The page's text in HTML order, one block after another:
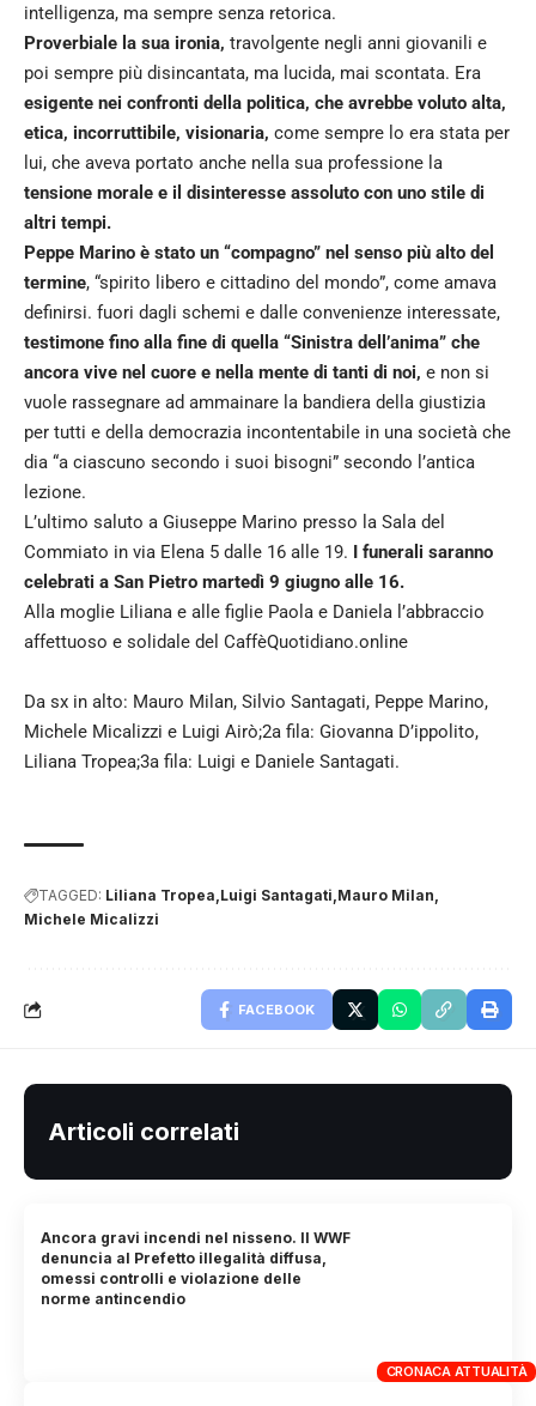
intelligenza, ma sempre senza retorica.
Proverbiale la sua ironia, travolgente negli anni giovanili e
poi sempre più disincantata, ma lucida, mai scontata. Era
esigente nei confronti della politica, che avrebbe voluto alta,
etica, incorruttibile, visionaria, come sempre lo era stata per
lui, che aveva portato anche nella sua professione la
tensione morale e il disinteresse assoluto con uno stile di
altri tempi.
Peppe Marino è stato un “compagno” nel senso più alto del
termine, “spirito libero e cittadino del mondo”, come amava
definirsi. fuori dagli schemi e dalle convenienze interessate,
testimone fino alla fine di quella “Sinistra dell’anima” che
ancora vive nel cuore e nella mente di tanti di noi, e non si
vuole rassegnare ad ammainare la bandiera della giustizia
per tutti e della democrazia incontentabile in una società che
dia “a ciascuno secondo i suoi bisogni” secondo l’antica
lezione.
L’ultimo saluto a Giuseppe Marino presso la Sala del
Commiato in via Elena 5 dalle 16 alle 19. I funerali saranno
celebrati a San Pietro martedì 9 giugno alle 16.
Alla moglie Liliana e alle figlie Paola e Daniela l’abbraccio
affettuoso e solidale del CaffèQuotidiano.online
Da sx in alto: Mauro Milan, Silvio Santagati, Peppe Marino,
Michele Micalizzi e Luigi Airò;2a fila: Giovanna D’ippolito,
Liliana Tropea;3a fila: Luigi e Daniele Santagati.
TAGGED: Liliana Tropea Luigi Santagati Mauro Milan
Michele Micalizzi
FACEBOOK
Articoli correlati
CRONACA ATTUALITÀ
Ancora gravi incendi nel nisseno. Il WWF
denuncia al Prefetto illegalità diffusa,
omessi controlli e violazione delle
norme antincendio